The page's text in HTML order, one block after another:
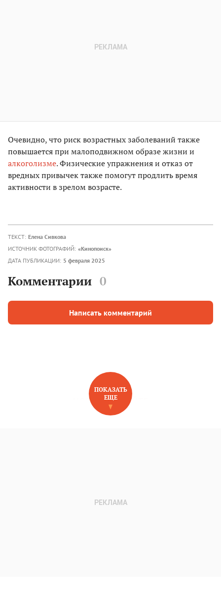
Очевидно, что риск возрастных заболеваний также
повышается при малоподвижном образе жизни и
алкоголизме. Физические упражнения и отказ от
вредных привычек также помогут продлить время
активности в зрелом возрасте.
ТЕКСТ: Елена Сивкова
ИСТОЧНИК ФОТОГРАФИЙ: «Кинопоиск»
ДАТА ПУБЛИКАЦИИ: 5 февраля 2025
Комментарии 0
Написать комментарий
НОВОЕ НА САЙТЕ
ПОКАЗАТЬ
ЕЩЕ